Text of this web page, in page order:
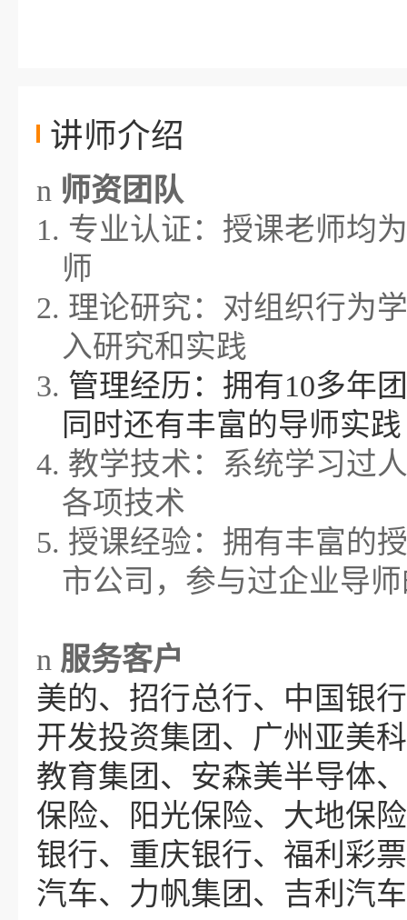
讲师介绍
n 师资团队
1. 专业认证：授课老师均
师
2. 理论研究：对组织行为
入研究和实践
3. 管理经历：拥有10多年
同时还有丰富的导师实践
4. 教学技术：系统学习过
各项技术
5. 授课经验：拥有丰富的
市公司，参与过企业导
n 服务客户
美的、招行总行、中国银
开发投资集团、广州亚美
教育集团、安森美半导体
保险、阳光保险、大地保
银行、重庆银行、福利彩
汽车、力帆集团、吉利汽车